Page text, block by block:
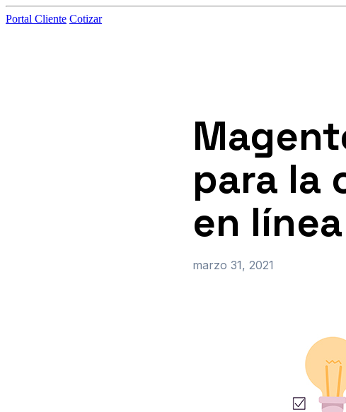
Portal Cliente Cotizar
para la
en línea
marzo 31, 2021